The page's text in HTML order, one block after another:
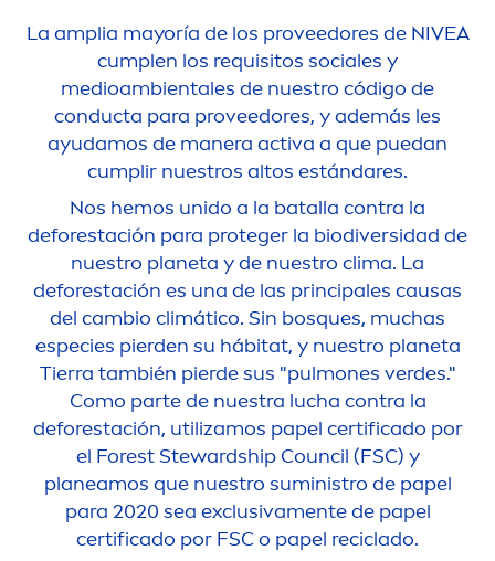
La amplia mayoría de los proveedores de NIVEA
cumplen los requisitos sociales y
medioambientales de nuestro código de
conducta para proveedores, y además les
ayudamos de manera activa a que puedan
cumplir nuestros altos estándares.
Nos hemos unido a la batalla contra la
deforestación para proteger la biodiversidad de
nuestro planeta y de nuestro clima. La
deforestación es una de las principales causas
del cambio climático. Sin bosques, muchas
especies pierden su hábitat, y nuestro planeta
Tierra también pierde sus "pulmones verdes."
Como parte de nuestra lucha contra la
deforestación, utilizamos papel certificado por
el Forest Stewardship Council (FSC) y
planeamos que nuestro suministro de papel
para 2020 sea exclusivamente de papel
certificado por FSC o papel reciclado.